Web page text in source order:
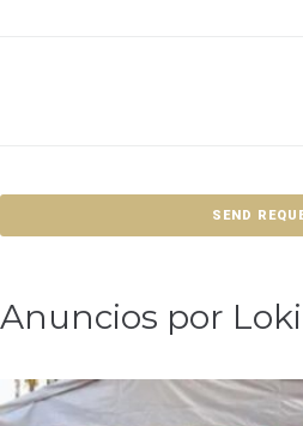
SEND
Anuncios por